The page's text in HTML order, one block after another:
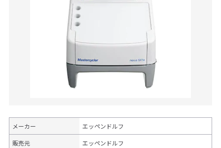
メーカー エッペンドルフ
販売元 エッペンドルフ